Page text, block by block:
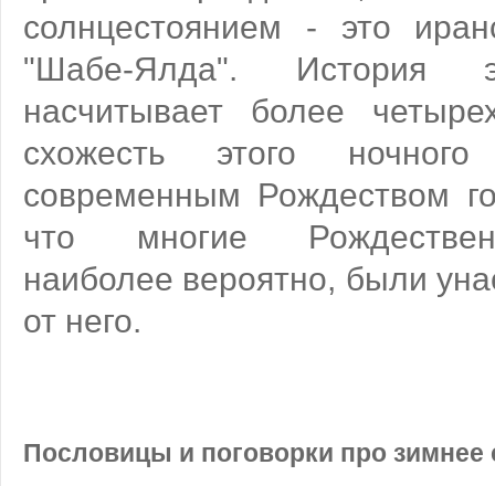
солнцестоянием - это
"Шабе-Ялда". История
насчитывает более
схожесть этого
современным Рождеством
что многие
наиболее вероятно, были
от него.
Пословицы и поговорки про зимнее